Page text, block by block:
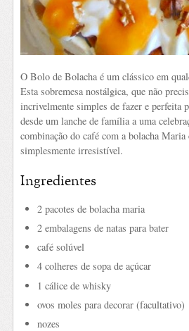
O Bolo de Bolacha é um clássico em
Esta sobremesa nostálgica, que não
incrivelmente simples de fazer e perfeita
desde um lanche de família a uma
combinação do café com a bolacha Maria
simplesmente irresistível.
Ingredientes
2 pacotes de bolacha maria
2 embalagens de natas para bater
café solúvel
4 colheres de sopa de açúcar
1 cálice de whisky
ovos moles para decorar (facultativo)
nozes